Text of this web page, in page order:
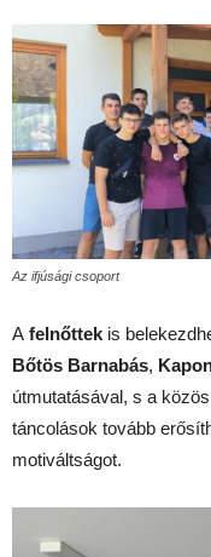
Az ifjúsági csoport
A felnőttek is
Bőtös Barnabás,
útmutatásával, s a
táncolások tovább
motiváltságot.